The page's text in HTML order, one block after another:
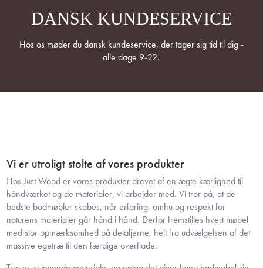
DANSK KUNDESERVICE
Hos os møder du dansk kundeservice, der tager sig tid til dig -
alle dage 9-22.
Vi er utroligt stolte af vores produkter
Hos Just Wood er vores produkter drevet af en ægte kærlighed til
håndværket og de materialer, vi arbejder med. Vi tror på, at de
bedste badmøbler skabes, når erfaring, omhu og respekt for
naturens materialer går hånd i hånd. Derfor fremstilles hvert møbel
med stor opmærksomhed på detaljerne, helt fra udvælgelsen af det
massive egetræ til den færdige overflade.